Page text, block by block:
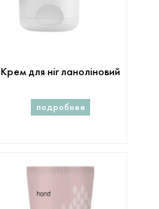
Крем для ніг ланоліновий
подробнее